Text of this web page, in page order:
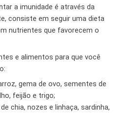
a imunidade é através da
consiste em seguir uma dieta
nutrientes que favorecem o
e alimentos para que você
gema de ovo, sementes de
feijão e trigo;
chia, nozes e linhaça, sardinha,